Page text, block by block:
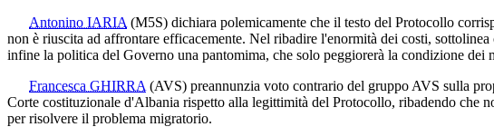
Antonino IARIA (M5S) dichiara polemicamente che il testo del Protocollo
non è riuscita ad affrontare efficacemente. Nel ribadire l'enormità dei costi,
infine la politica del Governo una pantomima, che solo peggiorerà la condizione
Francesca GHIRRA (AVS) preannunzia voto contrario del gruppo AVS sulla
Corte costituzionale d'Albania rispetto alla legittimità del Protocollo, ribadendo
per risolvere il problema migratorio.